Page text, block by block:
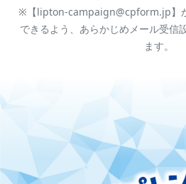
※【lipton-campaign@cpform.jp】
できるよう、あらかじめメール受信
ます。